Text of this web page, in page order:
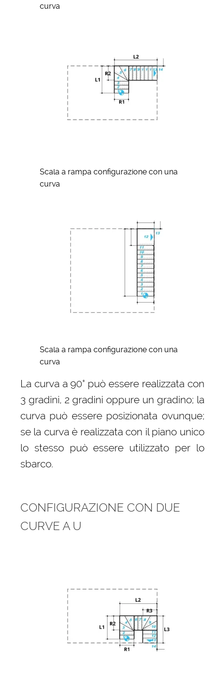
curva
Scala a rampa configurazione con una
curva
Scala a rampa configurazione con una
curva
La curva a 90° può essere realizzata con
3 gradini, 2 gradini oppure un gradino; la
curva può essere posizionata ovunque;
se la curva è realizzata con il piano unico
lo stesso può essere utilizzato per lo
sbarco.
CONFIGURAZIONE CON DUE
CURVE A U